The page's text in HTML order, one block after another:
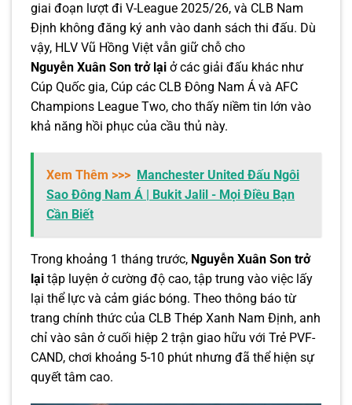
giai đoạn lượt đi V-League 2025/26, và CLB Nam
Định không đăng ký anh vào danh sách thi đấu. Dù
vậy, HLV Vũ Hồng Việt vẫn giữ chỗ cho
Nguyễn Xuân Son trở lại ở các giải đấu khác như
Cúp Quốc gia, Cúp các CLB Đông Nam Á và AFC
Champions League Two, cho thấy niềm tin lớn vào
khả năng hồi phục của cầu thủ này.
Xem Thêm >>> Manchester United Đấu Ngôi
Sao Đông Nam Á | Bukit Jalil - Mọi Điều Bạn
Cần Biết
Trong khoảng 1 tháng trước, Nguyễn Xuân Son trở
lại tập luyện ở cường độ cao, tập trung vào việc lấy
lại thể lực và cảm giác bóng. Theo thông báo từ
trang chính thức của CLB Thép Xanh Nam Định, anh
chỉ vào sân ở cuối hiệp 2 trận giao hữu với Trẻ PVF-
CAND, chơi khoảng 5-10 phút nhưng đã thể hiện sự
quyết tâm cao.